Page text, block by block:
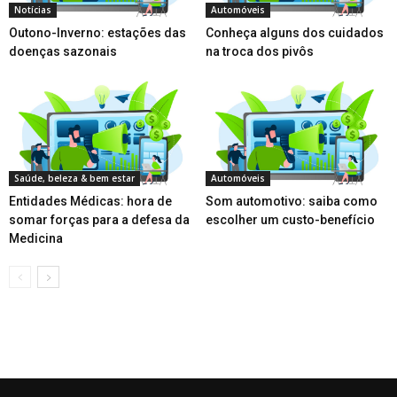
Notícias
Outono-Inverno: estações das
doenças sazonais
Automóveis
Conheça alguns dos cuidados
na troca dos pivôs
Saúde, beleza & bem estar
Entidades Médicas: hora de
somar forças para a defesa da
Medicina
Automóveis
Som automotivo: saiba como
escolher um custo-benefício